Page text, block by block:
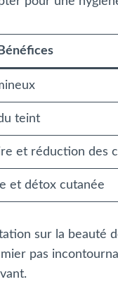
Bénéfices
teint
et réduction des
et détox cutanée
sur la
pas